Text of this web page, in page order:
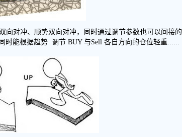
向对冲、顺势双向对冲，同时通过调节参数也可以间接的
能根据趋势 调节 BUY 与Sell 各自方向的仓位轻重......